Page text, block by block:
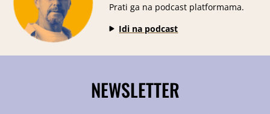
Prati ga na podcast platformama.
Idi na podcast
NEWSLETTER